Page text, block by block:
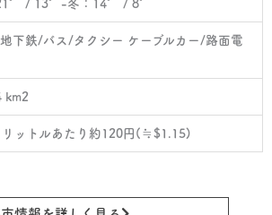
/ 13°-冬：14° / 8°
下鉄/バス/タクシー ケーブルカー/路面電
km2
リットルあたり約120円(≒$1.15)